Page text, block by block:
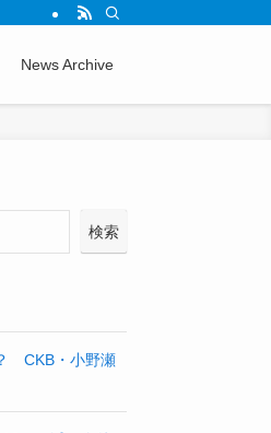
News Archive
検索
CKB・小野瀬